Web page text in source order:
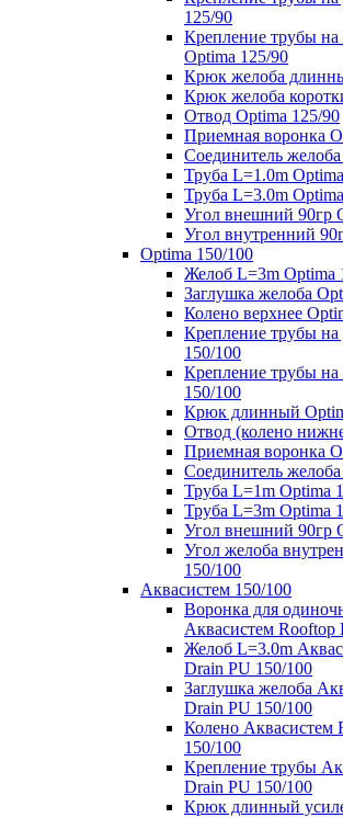
125/90
Крепление трубы
Optima 125/90
Крюк желоба
Крюк желоба
Отвод Optima 125/90
Приемная воронка
Соединитель
Труба L=1.0m
Труба L=3.0m
Угол внешний 90гр
Угол внутренний
Optima 150/100
Желоб L=3m Optima
Заглушка желоба
Колено верхнее
Крепление трубы на
150/100
Крепление трубы
150/100
Крюк длинный
Отвод (колено
Приемная воронка
Соединитель
Труба L=1m Optima
Труба L=3m Optima
Угол внешний 90гр
Угол желоба
150/100
Аквасистем 150/100
Воронка для
Аквасистем Rooftop
Желоб L=3.0m
Drain PU 150/100
Заглушка желоба
Drain PU 150/100
Колено Аквасистем
150/100
Крепление трубы
Drain PU 150/100
Крюк длинный